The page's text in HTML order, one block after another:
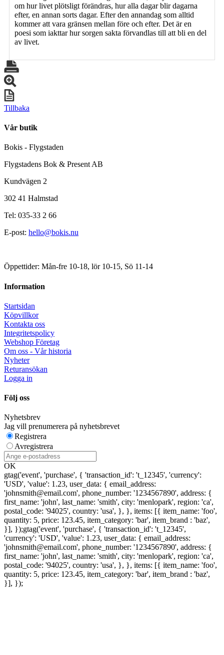
om hur livet plötsligt förändras, hur alla dagar blir dagarna
efter, en annan sorts dagar. Efter den annandag som alltid
kommer att vara gränsen mellan före och efter. Det är en
poesi som iakttar hur sorgen sakta förvandlas till att bli en del
av livet.
Tillbaka
Vår butik
Bokis - Flygstaden
Flygstadens Bok & Present AB
Kundvägen 2
302 41 Halmstad
Tel: 035-33 2 66
E-post: hello@bokis.nu
Öppettider: Mån-fre 10-18, lör 10-15, Sö 11-14
Information
Startsidan
Köpvillkor
Kontakta oss
Integritetspolicy
Webshop Företag
Om oss - Vår historia
Nyheter
Returansökan
Logga in
Följ oss
Nyhetsbrev
Jag vill prenumerera på nyhetsbrevet
Registrera
Avregistrera
OK
gtag('event', 'purchase', { 'transaction_id': 't_12345', 'currency':
'USD', 'value': 1.23, user_data: { email_address:
'johnsmith@email.com', phone_number: '1234567890', address: {
first_name: 'john', last_name: 'smith', city: 'menlopark', region: 'ca',
postal_code: '94025', country: 'usa', }, }, items: [{ item_name: 'foo',
quantity: 5, price: 123.45, item_category: 'bar', item_brand : 'baz',
}], });gtag('event', 'purchase', { 'transaction_id': 't_12345',
'currency': 'USD', 'value': 1.23, user_data: { email_address:
'johnsmith@email.com', phone_number: '1234567890', address: {
first_name: 'john', last_name: 'smith', city: 'menlopark', region: 'ca',
postal_code: '94025', country: 'usa', }, }, items: [{ item_name: 'foo',
quantity: 5, price: 123.45, item_category: 'bar', item_brand : 'baz',
}], });